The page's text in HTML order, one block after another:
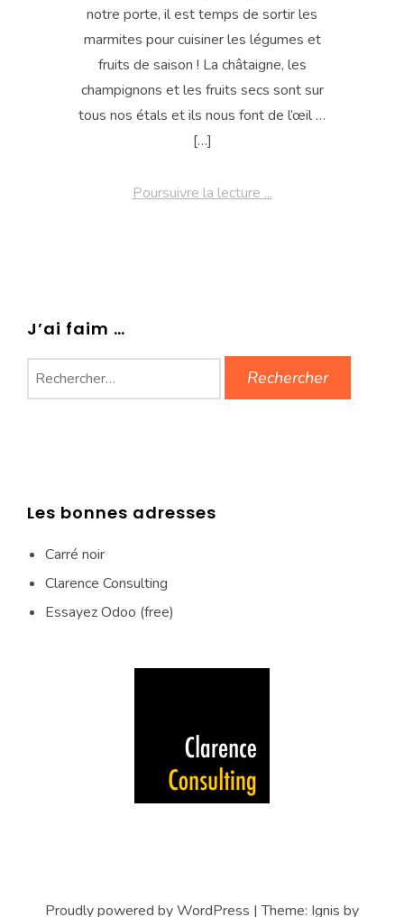
notre porte, il est temps de sortir les
marmites pour cuisiner les légumes et
fruits de saison ! La châtaigne, les
champignons et les fruits secs sont sur
tous nos étals et ils nous font de l’œil …
[…]
Poursuivre la lecture ...
J’ai faim …
Les bonnes adresses
Carré noir
Clarence Consulting
Essayez Odoo (free)
Proudly powered by WordPress |Theme: Ignis by